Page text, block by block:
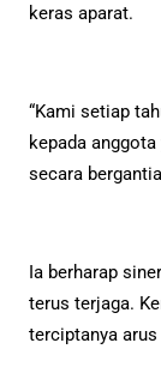
keras aparat.
“Kami setiap
kepada
secara
Ia berharap
terus terjaga.
terciptanya